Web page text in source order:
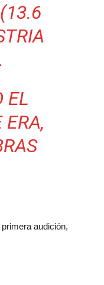
EL
audición,